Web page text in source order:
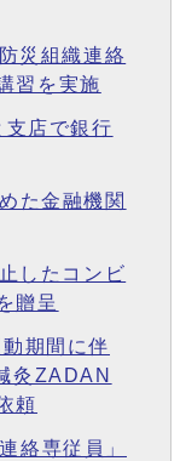
災組織連絡
習を実施
店で銀行
た金融機関
したコンビ
贈呈
期間に伴
灸ZADAN
頼
絡専従員」